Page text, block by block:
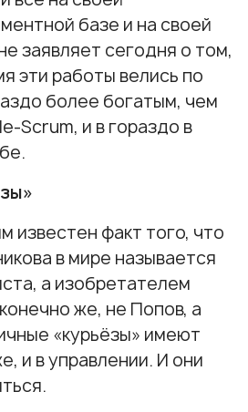
базе и на своей
заявляет сегодня о том,
эти работы велись по
более богатым, чем
Scrum, и в гораздо в
известен факт того, что
в мире называется
а изобретателем
же, не Попов, а
«курьёзы» имеют
и в управлении. И они